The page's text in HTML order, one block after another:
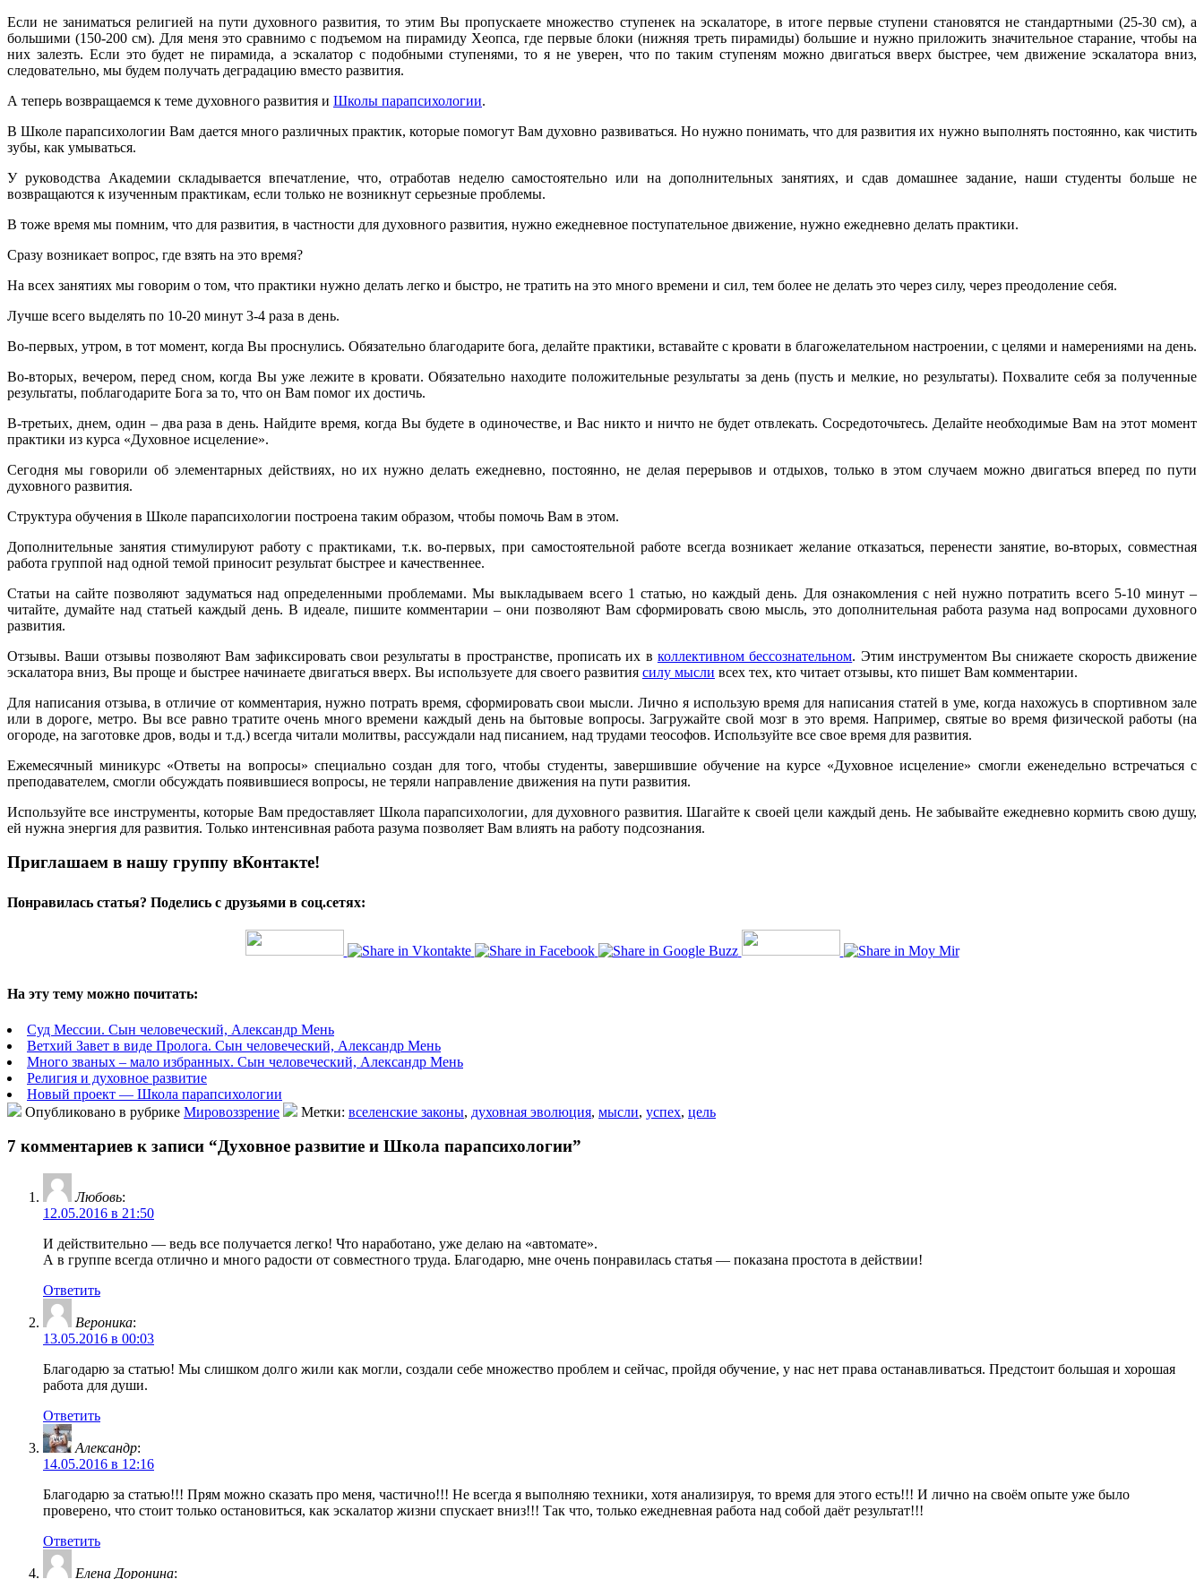
Если не заниматься религией на пути духовного развития, то этим Вы пропускаете множество ступенек на эскалаторе, в итоге первые ступени становятся не стандартными (25-30 см), а
большими (150-200 см). Для меня это сравнимо с подъемом на пирамиду Хеопса, где первые блоки (нижняя треть пирамиды) большие и нужно приложить значительное старание, чтобы на
них залезть. Если это будет не пирамида, а эскалатор с подобными ступенями, то я не уверен, что по таким ступеням можно двигаться вверх быстрее, чем движение эскалатора вниз,
следовательно, мы будем получать деградацию вместо развития.
А теперь возвращаемся к теме духовного развития и Школы парапсихологии.
В Школе парапсихологии Вам дается много различных практик, которые помогут Вам духовно развиваться. Но нужно понимать, что для развития их нужно выполнять постоянно, как чистить
зубы, как умываться.
У руководства Академии складывается впечатление, что, отработав неделю самостоятельно или на дополнительных занятиях, и сдав домашнее задание, наши студенты больше не
возвращаются к изученным практикам, если только не возникнут серьезные проблемы.
В тоже время мы помним, что для развития, в частности для духовного развития, нужно ежедневное поступательное движение, нужно ежедневно делать практики.
Сразу возникает вопрос, где взять на это время?
На всех занятиях мы говорим о том, что практики нужно делать легко и быстро, не тратить на это много времени и сил, тем более не делать это через силу, через преодоление себя.
Лучше всего выделять по 10-20 минут 3-4 раза в день.
Во-первых, утром, в тот момент, когда Вы проснулись. Обязательно благодарите бога, делайте практики, вставайте с кровати в благожелательном настроении, с целями и намерениями на день.
Во-вторых, вечером, перед сном, когда Вы уже лежите в кровати. Обязательно находите положительные результаты за день (пусть и мелкие, но результаты). Похвалите себя за полученные
результаты, поблагодарите Бога за то, что он Вам помог их достичь.
В-третьих, днем, один – два раза в день. Найдите время, когда Вы будете в одиночестве, и Вас никто и ничто не будет отвлекать. Сосредоточьтесь. Делайте необходимые Вам на этот момент
практики из курса «Духовное исцеление».
Сегодня мы говорили об элементарных действиях, но их нужно делать ежедневно, постоянно, не делая перерывов и отдыхов, только в этом случаем можно двигаться вперед по пути
духовного развития.
Структура обучения в Школе парапсихологии построена таким образом, чтобы помочь Вам в этом.
Дополнительные занятия стимулируют работу с практиками, т.к. во-первых, при самостоятельной работе всегда возникает желание отказаться, перенести занятие, во-вторых, совместная
работа группой над одной темой приносит результат быстрее и качественнее.
Статьи на сайте позволяют задуматься над определенными проблемами. Мы выкладываем всего 1 статью, но каждый день. Для ознакомления с ней нужно потратить всего 5-10 минут –
читайте, думайте над статьей каждый день. В идеале, пишите комментарии – они позволяют Вам сформировать свою мысль, это дополнительная работа разума над вопросами духовного
развития.
Отзывы. Ваши отзывы позволяют Вам зафиксировать свои результаты в пространстве, прописать их в коллективном бессознательном. Этим инструментом Вы снижаете скорость движение
эскалатора вниз, Вы проще и быстрее начинаете двигаться вверх. Вы используете для своего развития силу мысли всех тех, кто читает отзывы, кто пишет Вам комментарии.
Для написания отзыва, в отличие от комментария, нужно потрать время, сформировать свои мысли. Лично я использую время для написания статей в уме, когда нахожусь в спортивном зале
или в дороге, метро. Вы все равно тратите очень много времени каждый день на бытовые вопросы. Загружайте свой мозг в это время. Например, святые во время физической работы (на
огороде, на заготовке дров, воды и т.д.) всегда читали молитвы, рассуждали над писанием, над трудами теософов. Используйте все свое время для развития.
Ежемесячный миникурс «Ответы на вопросы» специально создан для того, чтобы студенты, завершившие обучение на курсе «Духовное исцеление» смогли еженедельно встречаться с
преподавателем, смогли обсуждать появившиеся вопросы, не теряли направление движения на пути развития.
Используйте все инструменты, которые Вам предоставляет Школа парапсихологии, для духовного развития. Шагайте к своей цели каждый день. Не забывайте ежедневно кормить свою душу,
ей нужна энергия для развития. Только интенсивная работа разума позволяет Вам влиять на работу подсознания.
Приглашаем в нашу группу вКонтакте!
Понравилась статья? Поделись с друзьями в соц.сетях:
На эту тему можно почитать:
Суд Мессии. Сын человеческий, Александр Мень
Ветхий Завет в виде Пролога. Сын человеческий, Александр Мень
Много званых – мало избранных. Сын человеческий, Александр Мень
Религия и духовное развитие
Новый проект — Школа парапсихологии
Опубликовано в рубрике Мировоззрение Метки: вселенские законы, духовная эволюция, мысли, успех, цель
7 комментариев к записи “Духовное развитие и Школа парапсихологии”
Любовь:
12.05.2016 в 21:50
И действительно — ведь все получается легко! Что наработано, уже делаю на «автомате».
А в группе всегда отлично и много радости от совместного труда. Благодарю, мне очень понравилась статья — показана простота в действии!
Ответить
Вероника:
13.05.2016 в 00:03
Благодарю за статью! Мы слишком долго жили как могли, создали себе множество проблем и сейчас, пройдя обучение, у нас нет права останавливаться. Предстоит большая и хорошая
работа для души.
Ответить
Александр:
14.05.2016 в 12:16
Благодарю за статью!!! Прям можно сказать про меня, частично!!! Не всегда я выполняю техники, хотя анализируя, то время для этого есть!!! И лично на своём опыте уже было
проверено, что стоит только остановиться, как эскалатор жизни спускает вниз!!! Так что, только ежедневная работа над собой даёт результат!!!
Ответить
Елена Доронина: